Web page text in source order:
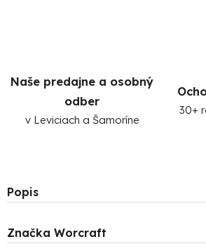
Naše predajne a osobný
odber
v Leviciach a Šamoríne
30+
Popis
Značka Worcraft